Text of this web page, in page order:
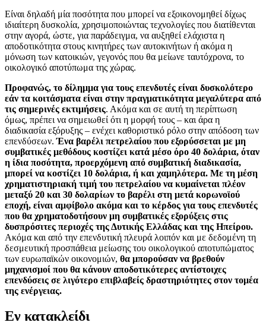
Είναι δηλαδή μία ποσότητα που μπορεί να εξοικονομηθεί δίχως
ιδιαίτερη δυσκολία, χρησιμοποιώντας τεχνολογίες που διατίθενται
στην αγορά, ώστε, για παράδειγμα, να αυξηθεί ελάχιστα η
αποδοτικότητα στους κινητήρες των αυτοκινήτων ή ακόμα η
μόνωση των κατοικιών, γεγονός που θα μείωνε ταυτόχρονα, το
οικολογικό αποτύπωμα της χώρας.
Προφανώς, το δίλημμα για τους επενδυτές είναι δυσκολότερο
εάν τα κοιτάσματα είναι στην πραγματικότητα μεγαλύτερα από
τις σημερινές εκτιμήσεις. Ακόμα και σε αυτή τη περίπτωση
όμως, πρέπει να σημειωθεί ότι η μορφή τους – και άρα η
διαδικασία εξόρυξης – ενέχει καθοριστικό ρόλο στην απόδοση των
επενδύσεων.Ένα βαρέλι πετρελαίου που εξορύσσεται με μη
συμβατικές μεθόδους κοστίζει κατά μέσο όρο 40 δολάρια, όταν
η ίδια ποσότητα, προερχόμενη από συμβατική διαδικασία,
μπορεί να κοστίζει 10 δολάρια, ή και χαμηλότερα. Με τη μέση
χρηματιστηριακή τιμή του πετρελαίου να κυμαίνεται πλέον
μεταξύ 20 και 30 δολαρίων το βαρέλι στη μετά κορωνοϊού
εποχή, είναι αμφίβολο ακόμα και το κέρδος για τους επενδυτές
που θα χρηματοδοτήσουν μη συμβατικές εξορύξεις στις
δυσπρόσιτες περιοχές της Δυτικής Ελλάδας και της Ηπείρου.
Ακόμα και από την επενδυτική πλευρά λοιπόν και με δεδομένη τη
δεσμευτική προσπάθεια μείωσης του οικολογικού αποτυπώματος
των ευρωπαϊκών οικονομιών, θα μπορούσαν να βρεθούν
μηχανισμοί που θα κάνουν αποδοτικότερες αντίστοιχες
επενδύσεις σε λιγότερο επιβλαβείς δραστηριότητες στον τομέα
της ενέργειας.
Εν κατακλείδι